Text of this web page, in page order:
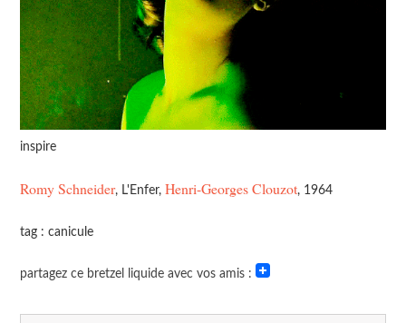
inspire
Romy Schneider, L'Enfer,Henri-Georges Clouzot, 1964
tag : canicule
partagez ce bretzel liquide avec vos amis :